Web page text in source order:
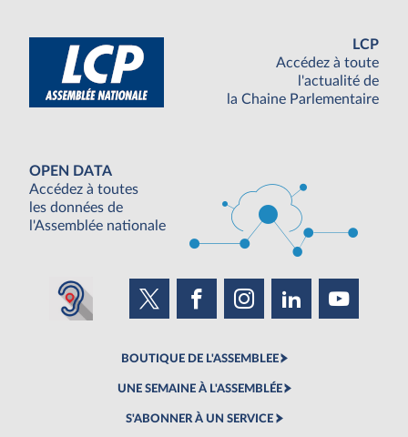
LCP
Accédez à toute
l'actualité de
la Chaine Parlementaire
OPEN DATA
Accédez à toutes
les données de
l'Assemblée nationale
BOUTIQUE DE L'ASSEMBLEE
UNE SEMAINE À L'ASSEMBLÉE
S'ABONNER À UN SERVICE